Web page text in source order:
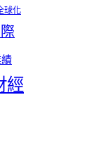
球化
經